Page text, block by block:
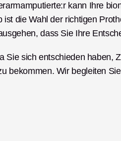
kann Ihre
ist die Wahl der richtigen
dass Sie Ihre
Sie sich entschieden haben,
bekommen. Wir begleiten